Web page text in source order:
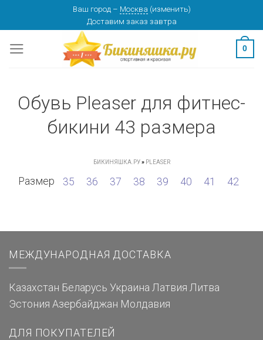
content
Ваш город – Москва (изменить)
Доставим заказ завтра
0
Обувь Pleaser для фитнес-
бикини 43 размера
БИКИНЯШКА.РУ» PLEASER
Размер 35 36 37 38 39 40 41 42
МЕЖДУНАРОДНАЯ ДОСТАВКА
Казахстан Беларусь Украина Латвия Литва
Эстония Азербайджан Молдавия
ДЛЯ ПОКУПАТЕЛЕЙ